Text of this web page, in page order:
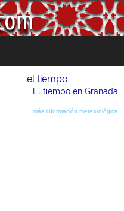
el tiempo
El tiempo en Granada
más información meteorológica